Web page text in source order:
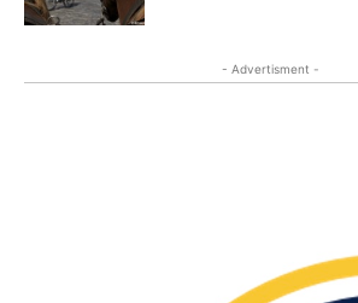
- Advertisment -